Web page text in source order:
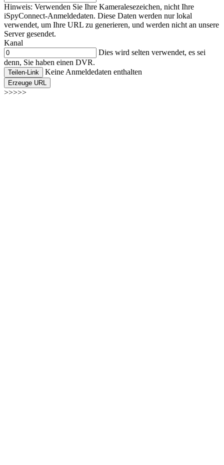
Hinweis: Verwenden Sie Ihre Kameralesezeichen, nicht Ihre
iSpyConnect-Anmeldedaten. Diese Daten werden nur lokal
verwendet, um Ihre URL zu generieren, und werden nicht an unsere
Server gesendet.
Kanal
Dies wird selten verwendet, es sei
denn, Sie haben einen DVR.
Teilen-Link Keine Anmeldedaten enthalten
Erzeuge URL
>>>>>